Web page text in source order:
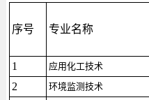
序号 专业名称
1 应用化工技术
2
环境监测技术